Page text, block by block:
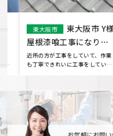
東大阪市
東大阪市 Y様
屋根漆喰工事になりま
す。
近所の方が工事をしていて、作業
も丁寧できれいに工事をしていた